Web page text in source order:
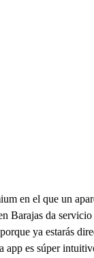
en el que un
Barajas da
ya estarás
app es súper